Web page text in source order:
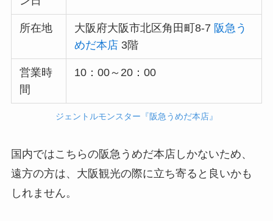
所在地 大阪府大阪市北区角田町8-7 阪急う
めだ本店 3階
営業時
間
10：00～20：00
ジェントルモンスター『阪急うめだ本店』
国内ではこちらの阪急うめだ本店しかないため、
遠方の方は、大阪観光の際に立ち寄ると良いかも
しれません。